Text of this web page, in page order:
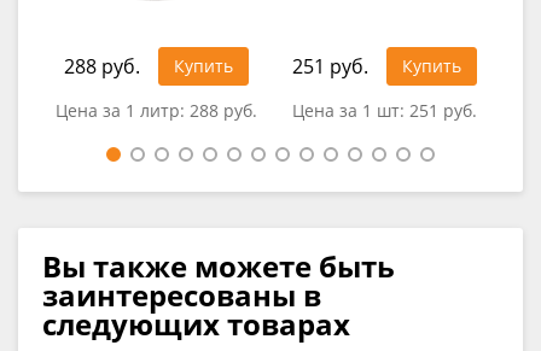
288 руб.
Купить
Цена за 1 литр: 288 руб.
251 руб.
Купить
Цена за 1 шт: 251 руб.
Вы также можете быть
заинтересованы в
следующих товарах